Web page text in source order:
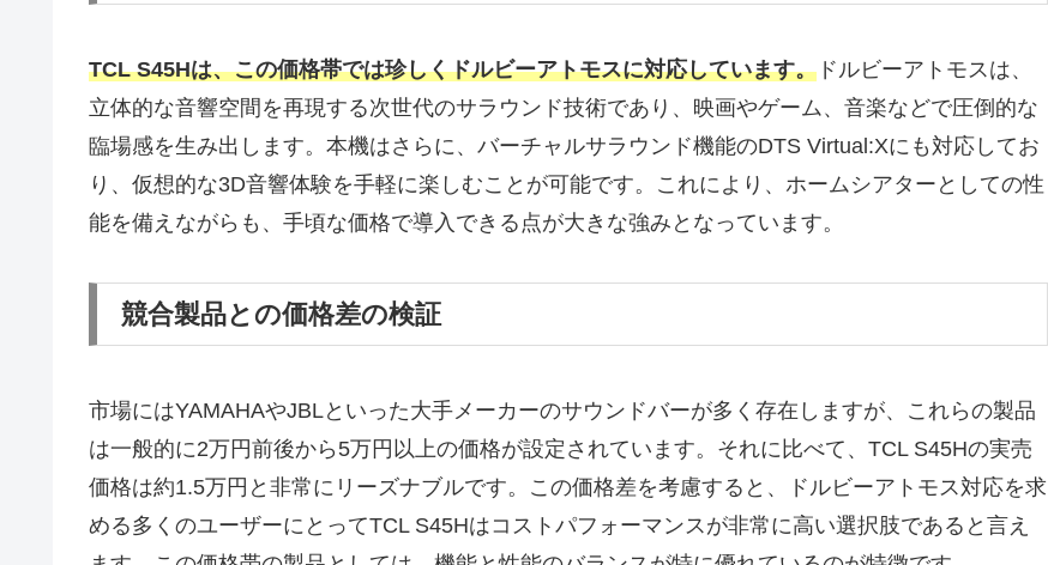
TCL S45Hは、この価格帯では珍しくドルビーアトモスに対応しています。 ドルビーアトモスは、
立体的な音響空間を再現する次世代のサラウンド技術であり、映画やゲーム、音楽などで圧倒的な
臨場感を生み出します。本機はさらに、バーチャルサラウンド機能のDTS Virtual:Xにも対応してお
り、仮想的な3D音響体験を手軽に楽しむことが可能です。これにより、ホームシアターとしての性
能を備えながらも、手頃な価格で導入できる点が大きな強みとなっています。
競合製品との価格差の検証
市場にはYAMAHAやJBLといった大手メーカーのサウンドバーが多く存在しますが、これらの製品
は一般的に2万円前後から5万円以上の価格が設定されています。それに比べて、TCL S45Hの実売
価格は約1.5万円と非常にリーズナブルです。この価格差を考慮すると、ドルビーアトモス対応を求
める多くのユーザーにとってTCL S45Hはコストパフォーマンスが非常に高い選択肢であると言え